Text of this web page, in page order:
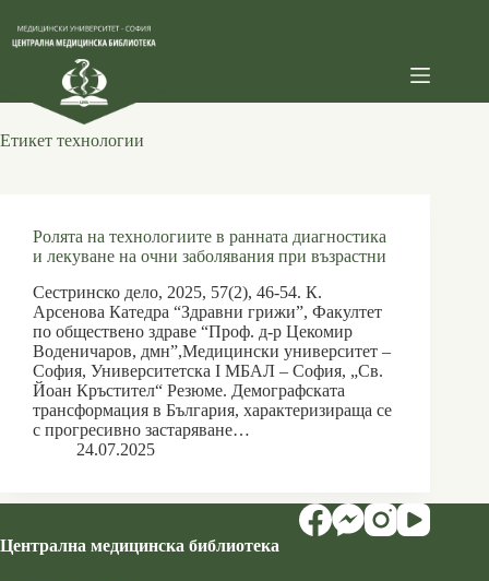
content
Етикет технологии
Ролята на технологиите в ранната диагностика
и лекуване на очни заболявания при възрастни
Сестринско дело, 2025, 57(2), 46-54. К.
Арсенова Катедра “Здравни грижи”, Факултет
по обществено здраве “Проф. д-р Цекомир
Воденичаров, дмн”,Медицински университет –
София, Университетска I МБАЛ – София, „Св.
Йоан Кръстител“ Резюме. Демографската
трансформация в България, характеризираща се
с прогресивно застаряване…
24.07.2025
Централна медицинска библиотека